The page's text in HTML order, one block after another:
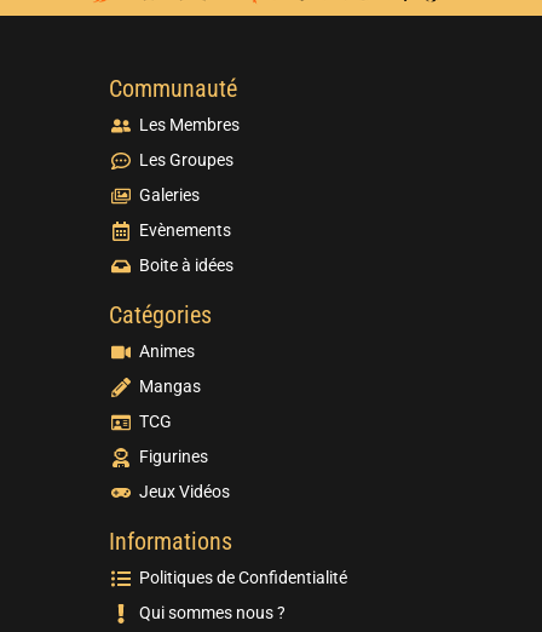
Communauté
Les Membres
Les Groupes
Galeries
Evènements
Boite à idées
Catégories
Animes
Mangas
TCG
Figurines
Jeux Vidéos
Informations
Politiques de Confidentialité
Qui sommes nous ?